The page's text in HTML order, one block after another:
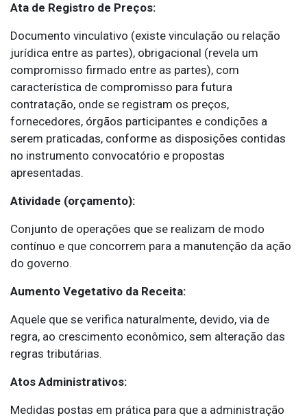
Ata de Registro de Preços:
Documento vinculativo (existe vinculação ou relação
jurídica entre as partes), obrigacional (revela um
compromisso firmado entre as partes), com
característica de compromisso para futura
contratação, onde se registram os preços,
fornecedores, órgãos participantes e condições a
serem praticadas, conforme as disposições contidas
no instrumento convocatório e propostas
apresentadas.
Atividade (orçamento):
Conjunto de operações que se realizam de modo
contínuo e que concorrem para a manutenção da ação
do governo.
Aumento Vegetativo da Receita:
Aquele que se verifica naturalmente, devido, via de
regra, ao crescimento econômico, sem alteração das
regras tributárias.
Atos Administrativos:
Medidas postas em prática para que a administração